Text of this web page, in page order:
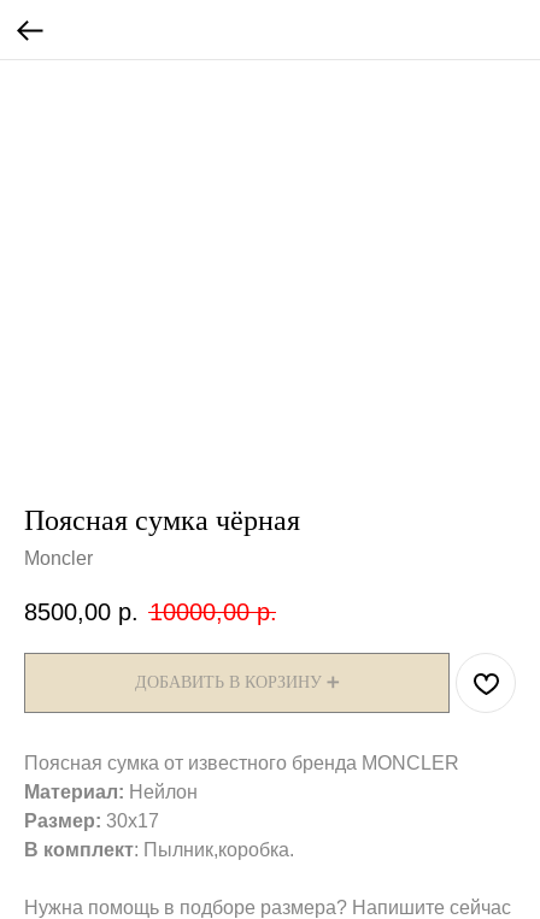
Поясная сумка чёрная
Moncler
8500,00 р. 10000,00 р.
ДОБАВИТЬ В КОРЗИНУ ➕
Поясная сумка от известного бренда MONCLER
Материал: Нейлон
Размер: 30х17
В комплект: Пылник,коробка.
Нужна помощь в подборе размера? Напишите сейчас